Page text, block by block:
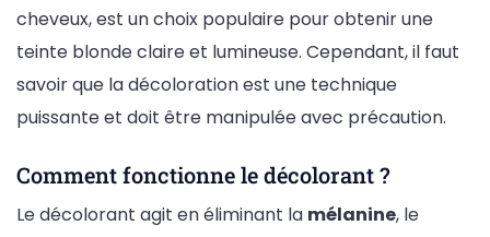
cheveux, est un choix populaire pour obtenir une
teinte blonde claire et lumineuse. Cependant, il faut
savoir que la décoloration est une technique
puissante et doit être manipulée avec précaution.
Comment fonctionne le décolorant ?
Le décolorant agit en éliminant la mélanine, le